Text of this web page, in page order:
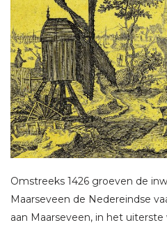
Omstreeks 1426 groeven de
Maarseveen de Nedereindse
aan Maarseveen, in het